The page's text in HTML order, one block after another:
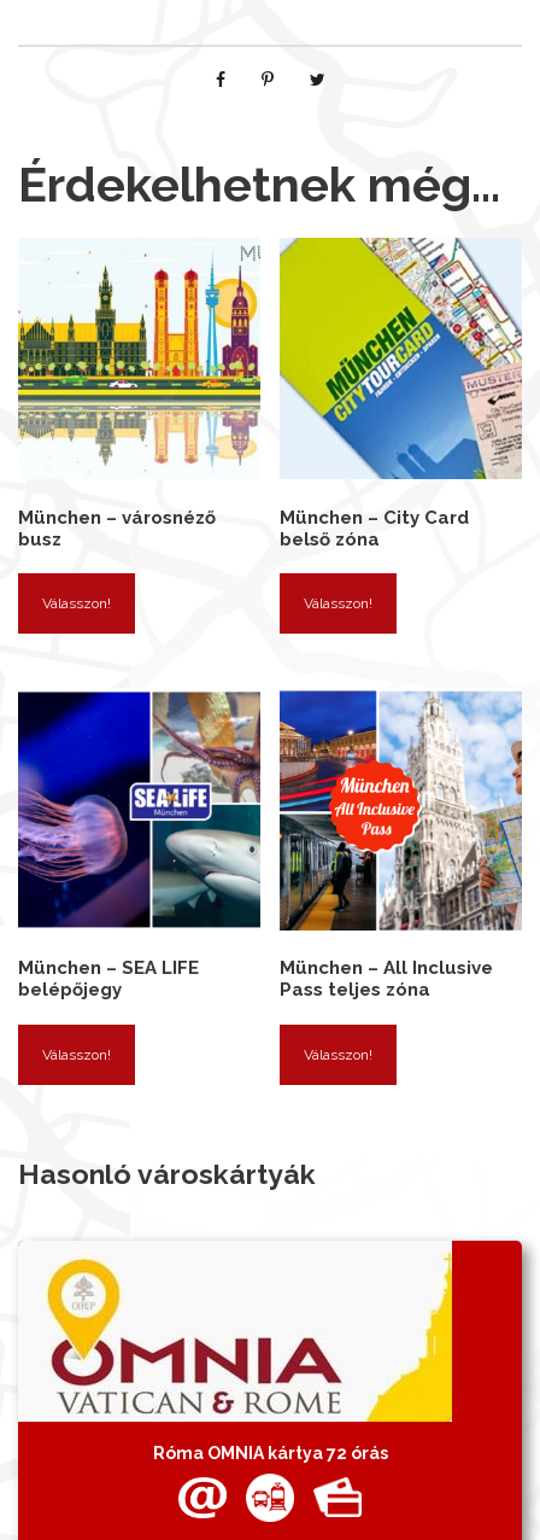
Érdekelhetnek még…
München – városnéző
busz
Válasszon!
München – City Card
belső zóna
Válasszon!
München – SEA LIFE
belépőjegy
Válasszon!
München – All Inclusive
Pass teljes zóna
Válasszon!
Hasonló városkártyák
Róma OMNIA kártya 72 órás